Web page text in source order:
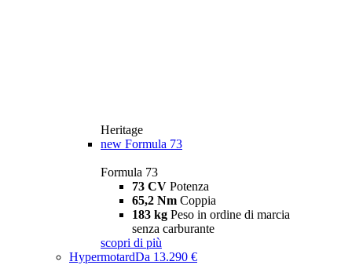
Heritage
new Formula 73
Formula 73
73 CV Potenza
65,2 Nm Coppia
183 kg Peso in ordine di marcia
senza carburante
scopri di più
HypermotardDa 13.290 €